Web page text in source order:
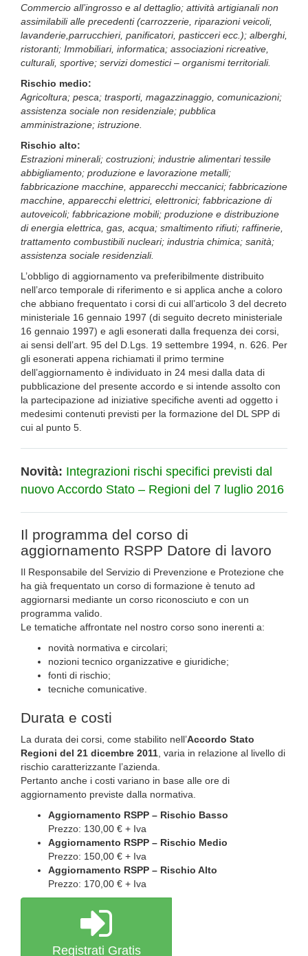
Commercio all’ingrosso e al dettaglio; attività artigianali non
assimilabili alle precedenti (carrozzerie, riparazioni veicoli,
lavanderie,parrucchieri, panificatori, pasticceri ecc.); alberghi,
ristoranti; Immobiliari, informatica; associazioni ricreative,
culturali, sportive; servizi domestici – organismi territoriali.
Rischio medio:
Agricoltura; pesca; trasporti, magazzinaggio, comunicazioni;
assistenza sociale non residenziale; pubblica
amministrazione; istruzione.
Rischio alto:
Estrazioni minerali; costruzioni; industrie alimentari tessile
abbigliamento; produzione e lavorazione metalli;
fabbricazione macchine, apparecchi meccanici; fabbricazione
macchine, apparecchi elettrici, elettronici; fabbricazione di
autoveicoli; fabbricazione mobili; produzione e distribuzione
di energia elettrica, gas, acqua; smaltimento rifiuti; raffinerie,
trattamento combustibili nucleari; industria chimica; sanità;
assistenza sociale residenziali.
L’obbligo di aggiornamento va preferibilmente distribuito
nell’arco temporale di riferimento e si applica anche a coloro
che abbiano frequentato i corsi di cui all’articolo 3 del decreto
ministeriale 16 gennaio 1997 (di seguito decreto ministeriale
16 gennaio 1997) e agli esonerati dalla frequenza dei corsi,
ai sensi dell’art. 95 del D.Lgs. 19 settembre 1994, n. 626. Per
gli esonerati appena richiamati il primo termine
dell’aggiornamento è individuato in 24 mesi dalla data di
pubblicazione del presente accordo e si intende assolto con
la partecipazione ad iniziative specifiche aventi ad oggetto i
medesimi contenuti previsti per la formazione del DL SPP di
cui al punto 5.
Novità: Integrazioni rischi specifici previsti dal
nuovo Accordo Stato – Regioni del 7 luglio 2016
Il programma del corso di
aggiornamento RSPP Datore di lavoro
Il Responsabile del Servizio di Prevenzione e Protezione che
ha già frequentato un corso di formazione è tenuto ad
aggiornarsi mediante un corso riconosciuto e con un
programma valido.
Le tematiche affrontate nel nostro corso sono inerenti a:
novità normativa e circolari;
nozioni tecnico organizzative e giuridiche;
fonti di rischio;
tecniche comunicative.
Durata e costi
La durata dei corsi, come stabilito nell’Accordo Stato
Regioni del 21 dicembre 2011 , varia in relazione al livello di
rischio caratterizzante l’azienda.
Pertanto anche i costi variano in base alle ore di
aggiornamento previste dalla normativa.
Aggiornamento RSPP – Rischio Basso
Prezzo: 130,00 € + Iva
Aggiornamento RSPP – Rischio Medio
Prezzo: 150,00 € + Iva
Aggiornamento RSPP – Rischio Alto
Prezzo: 170,00 € + Iva
Registrati Gratis